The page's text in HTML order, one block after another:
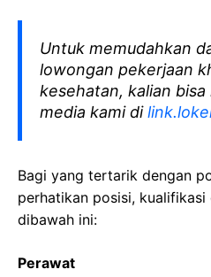
Untuk memudahkan
lowongan pekerjaan
kesehatan, kalian bisa
media kami di
Bagi yang tertarik dengan
perhatikan posisi, kualifikasi
dibawah ini:
Perawat